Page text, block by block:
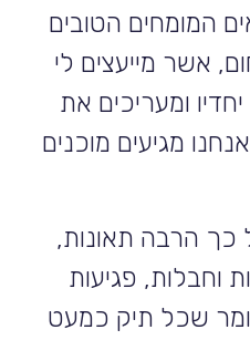
המומחים הטובים
אשר מייעצים לי
ומעריכים את
מגיעים מוכנים
כך הרבה תאונות,
וחבלות, פגיעות
שכל תיק כמעט